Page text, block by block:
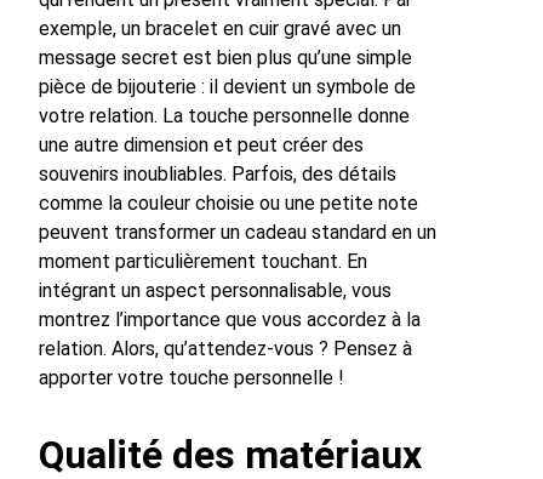
exemple, un bracelet en cuir gravé avec un
message secret est bien plus qu’une simple
pièce de bijouterie : il devient un symbole de
votre relation. La touche personnelle donne
une autre dimension et peut créer des
souvenirs inoubliables. Parfois, des détails
comme la couleur choisie ou une petite note
peuvent transformer un cadeau standard en un
moment particulièrement touchant. En
intégrant un aspect personnalisable, vous
montrez l’importance que vous accordez à la
relation. Alors, qu’attendez-vous ? Pensez à
apporter votre touche personnelle !
Qualité des matériaux